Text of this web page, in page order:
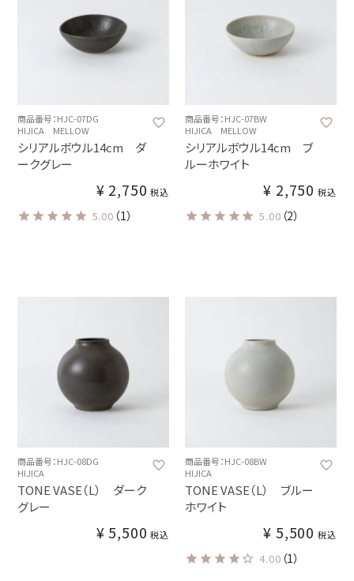
商品番号：HJC-07DG
HIJICA MELLOW
シリアルボウル14cm ダ
ークグレー
¥ 2,750 税込
5.00 （1）
商品番号：HJC-07BW
HIJICA MELLOW
シリアルボウル14cm ブ
ルーホワイト
¥ 2,750 税込
5.00 （2）
商品番号：HJC-08DG
HIJICA
TONE VASE（L） ダーク
グレー
¥ 5,500 税込
商品番号：HJC-08BW
HIJICA
TONE VASE（L） ブルー
ホワイト
¥ 5,500 税込
4.00 （1）